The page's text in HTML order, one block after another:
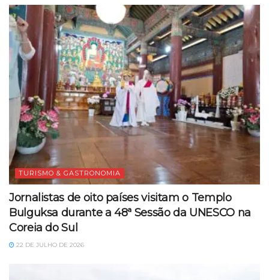
TURISMO & GASTRONOMIA
Jornalistas de oito países visitam o Templo
Bulguksa durante a 48ª Sessão da UNESCO na
Coreia do Sul
22 DE JULHO DE 2026